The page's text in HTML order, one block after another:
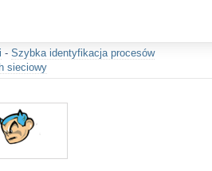
- Szybka identyfikacja procesów
sieciowy